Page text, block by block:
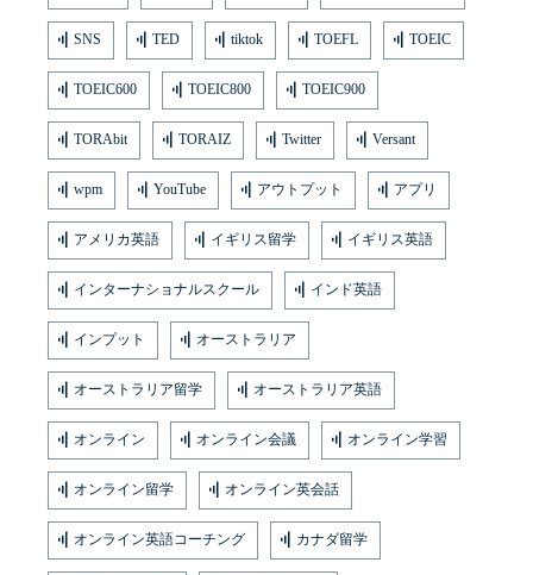
SNS TED tiktok TOEFL TOEIC
TOEIC600 TOEIC800 TOEIC900
TORAbit TORAIZ Twitter Versant
wpm YouTube アウトプット アプリ
アメリカ英語 イギリス留学 イギリス英語
インターナショナルスクール インド英語
インプット オーストラリア
オーストラリア留学 オーストラリア英語
オンライン オンライン会議 オンライン学習
オンライン留学 オンライン英会話
オンライン英語コーチング カナダ留学